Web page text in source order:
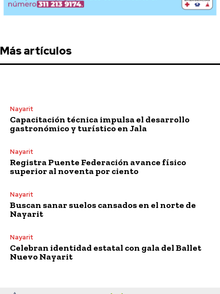
Más artículos
Nayarit
Capacitación técnica impulsa el desarrollo
gastronómico y turístico en Jala
Nayarit
Registra Puente Federación avance físico
superior al noventa por ciento
Nayarit
Buscan sanar suelos cansados en el norte de
Nayarit
Nayarit
Celebran identidad estatal con gala del Ballet
Nuevo Nayarit